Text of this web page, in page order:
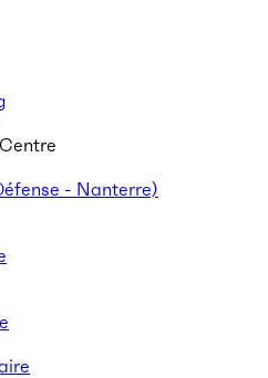
- Nanterre)